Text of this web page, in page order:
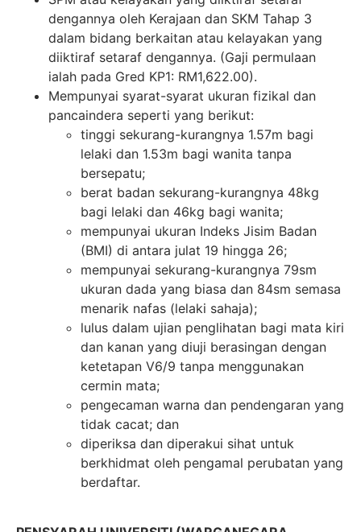
dengannya oleh Kerajaan dan SKM Tahap 3
dalam bidang berkaitan atau kelayakan yang
diiktiraf setaraf dengannya. (Gaji permulaan
ialah pada Gred KP1: RM1,622.00).
Mempunyai syarat-syarat ukuran fizikal dan
pancaindera seperti yang berikut:
tinggi sekurang-kurangnya 1.57m bagi
lelaki dan 1.53m bagi wanita tanpa
bersepatu;
berat badan sekurang-kurangnya 48kg
bagi lelaki dan 46kg bagi wanita;
mempunyai ukuran Indeks Jisim Badan
(BMI) di antara julat 19 hingga 26;
mempunyai sekurang-kurangnya 79sm
ukuran dada yang biasa dan 84sm semasa
menarik nafas (lelaki sahaja);
lulus dalam ujian penglihatan bagi mata kiri
dan kanan yang diuji berasingan dengan
ketetapan V6/9 tanpa menggunakan
cermin mata;
pengecaman warna dan pendengaran yang
tidak cacat; dan
diperiksa dan diperakui sihat untuk
berkhidmat oleh pengamal perubatan yang
berdaftar.